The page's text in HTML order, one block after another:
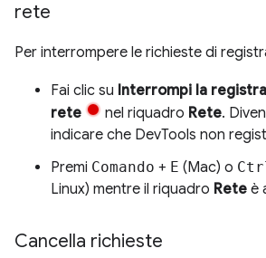
rete
Per interrompere le richieste di
Fai clic su Interrompi la
rete
nel riquadro Rete.
indicare che DevTools non
Premi Comando + E (Mac) o
Linux) mentre il riquadro Rete è
Cancella richieste